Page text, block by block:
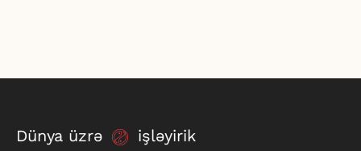
Dünya üzrə
işləyirik